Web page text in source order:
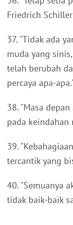
Friedrich Schiller
37. "Tidak ada
muda yang
telah berubah
percaya apa-
38. "Masa
pada keindahan
39.
tercantik yang
40. "Semuanya
tidak baik-baik